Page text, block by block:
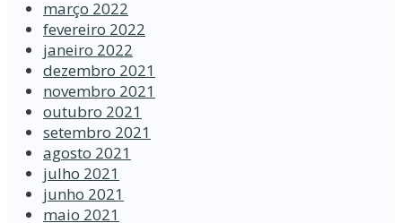
março 2022
fevereiro 2022
janeiro 2022
dezembro 2021
novembro 2021
outubro 2021
setembro 2021
agosto 2021
julho 2021
junho 2021
maio 2021